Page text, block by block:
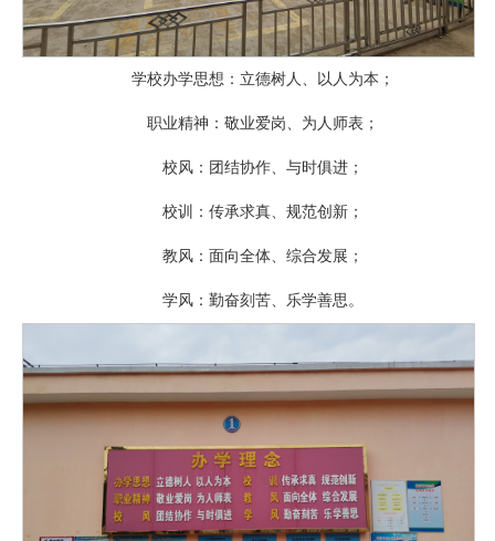
学校办学思想：立德树人、以人为本；
职业精神：敬业爱岗、为人师表；
校风：团结协作、与时俱进；
校训：传承求真、规范创新；
教风：面向全体、综合发展；
学风：勤奋刻苦、乐学善思。